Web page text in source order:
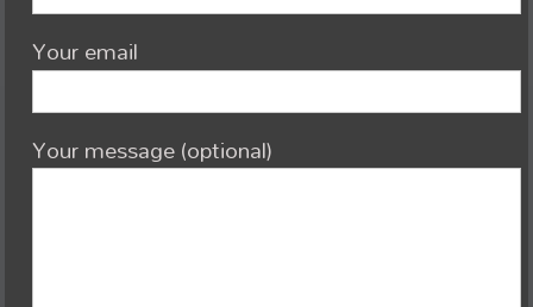
Your email
Your message (optional)